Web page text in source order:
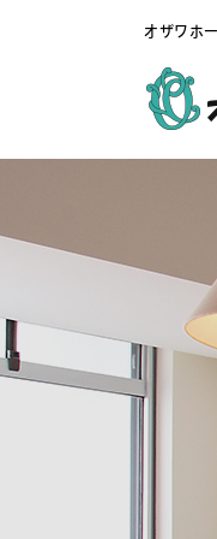
オザワホ